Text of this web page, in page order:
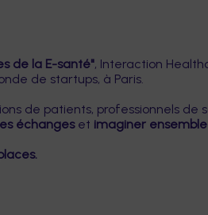
de la E-santé", Interaction
de startups, à Paris.
de patients, professionnels de
échangeset imaginer